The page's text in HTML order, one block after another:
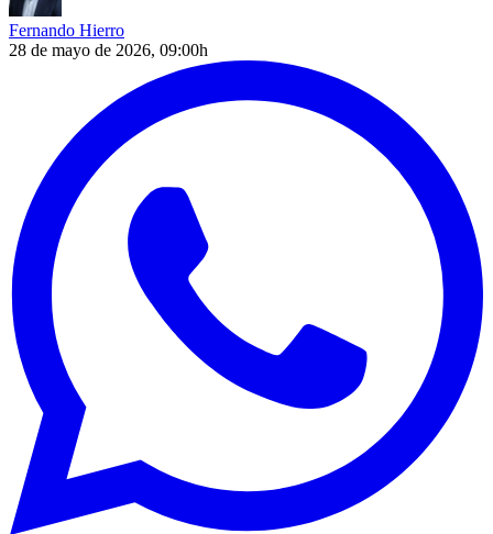
Fernando Hierro
28 de mayo de 2026, 09:00h